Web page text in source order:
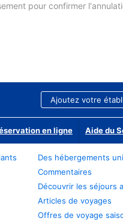
pour confirmer
Ajoutez votre
en ligne Aide du
Des hébergements
Commentaires
Découvrir les séjours
Articles de voyages
Offres de voyage